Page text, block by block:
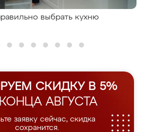
выбрать кухню
СКИДКУ В 5%
АВГУСТА
заявку сейчас, скидка
сохранится.